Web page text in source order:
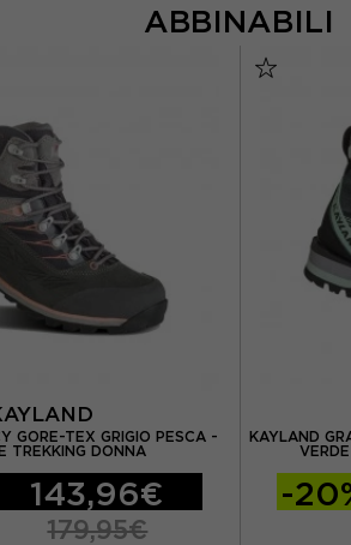
ABBINABILI
GORE-TEX GRIGIO PESCA -
TREKKING DONNA
143,96€
179,95€
KAYLAND
-